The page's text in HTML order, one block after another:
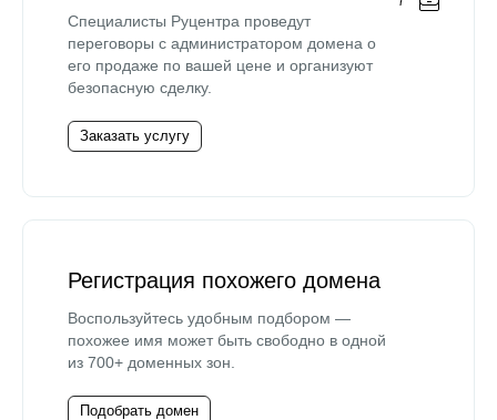
Специалисты Руцентра проведут
переговоры с администратором домена о
его продаже по вашей цене и организуют
безопасную сделку.
Заказать услугу
Регистрация похожего домена
Воспользуйтесь удобным подбором —
похожее имя может быть свободно в одной
из 700+ доменных зон.
Подобрать домен